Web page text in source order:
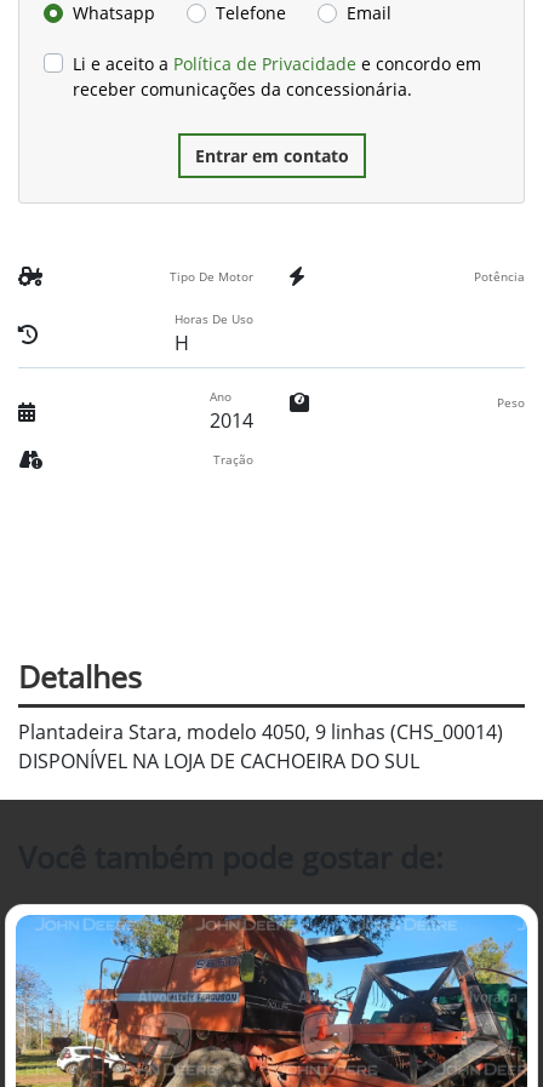
Whatsapp
Telefone Email
Li e aceito a Política de Privacidade e concordo em
receber comunicações da concessionária.
Entrar em contato
Tipo De Motor Potência
Horas De Uso
H
Ano
2014
Peso
Tração
Detalhes
Plantadeira Stara, modelo 4050, 9 linhas (CHS_00014)
DISPONÍVEL NA LOJA DE CACHOEIRA DO SUL